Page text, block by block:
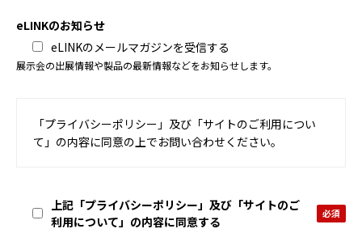
eLINKのお知らせ
eLINKのメールマガジンを受信する
展示会の出展情報や製品の最新情報などをお知らせします。
「プライバシーポリシー」及び「サイトのご利用につい
て」の内容に同意の上でお問い合わせください。
上記「プライバシーポリシー」及び「サイトのご
利用について」の内容に同意する